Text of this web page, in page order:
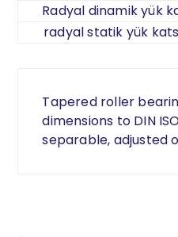
Radyal dinamik yük
radyal statik yük
Tapered roller
dimensions to DIN
separable, adjusted